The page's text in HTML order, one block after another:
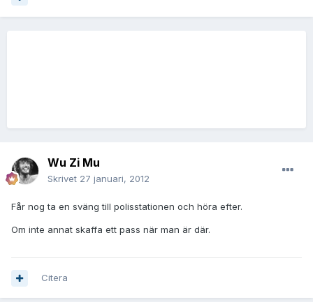
Wu Zi Mu
Skrivet 27 januari, 2012
Får nog ta en sväng till polisstationen och höra efter.
Om inte annat skaffa ett pass när man är där.
Citera